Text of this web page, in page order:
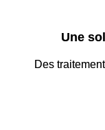
Une
Des